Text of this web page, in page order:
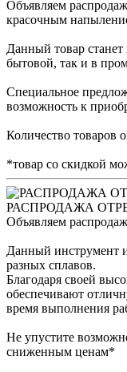
Объявляем
красочным
Данный товар
бытовой, так и в
Специальное
возможность к
Количество товаров
*товар со скидкой
РАСПРОДАЖА
Объявляем
Данный инструмент
разных сплавов.
Благодаря своей
обеспечивают
время выполнения
Не упустите
сниженным ценам*